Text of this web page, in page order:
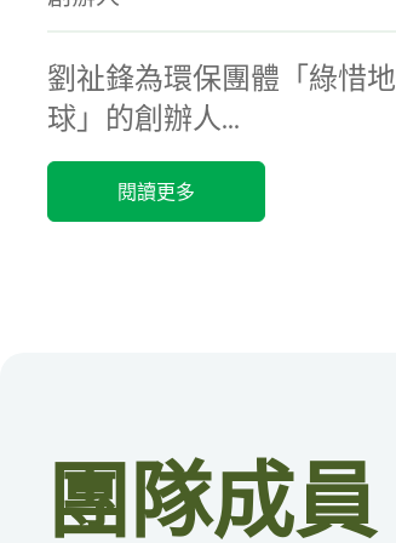
劉祉鋒為環保團體「綠惜地
球」的創辦人...
閱讀更多
團隊成員